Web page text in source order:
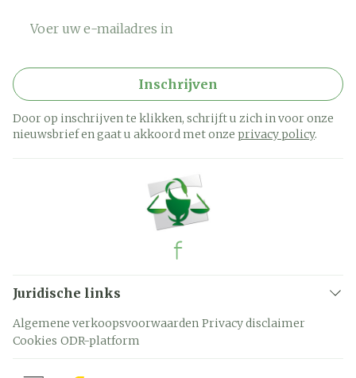
Inschrijven
Door op inschrijven te klikken, schrijft u zich in voor onze
nieuwsbrief en gaat u akkoord met onze privacy policy.
Juridische links
Algemene verkoopsvoorwaarden Privacy disclaimer
Cookies ODR-platform